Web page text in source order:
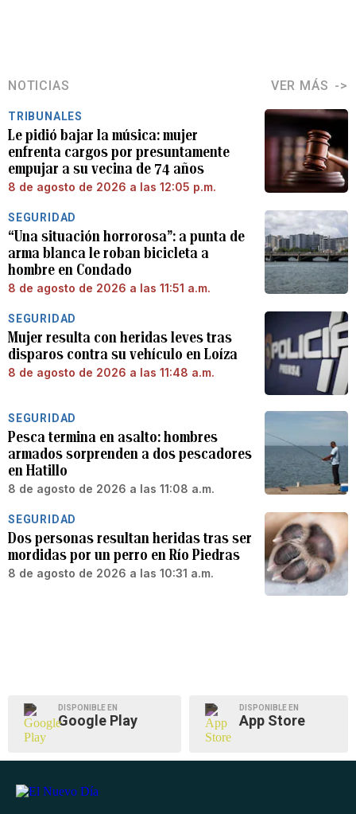
NOTICIAS VER MÁS
TRIBUNALES
Le pidió bajar la música: mujer
enfrenta cargos por presuntamente
empujar a su vecina de 74 años
8 de agosto de 2026 a las 12:05 p.m.
SEGURIDAD
“Una situación horrorosa”: a punta de
arma blanca le roban bicicleta a
hombre en Condado
8 de agosto de 2026 a las 11:51 a.m.
SEGURIDAD
Mujer resulta con heridas leves tras
disparos contra su vehículo en Loíza
8 de agosto de 2026 a las 11:48 a.m.
SEGURIDAD
Pesca termina en asalto: hombres
armados sorprenden a dos pescadores
en Hatillo
8 de agosto de 2026 a las 11:08 a.m.
SEGURIDAD
Dos personas resultan heridas tras ser
mordidas por un perro en Río Piedras
8 de agosto de 2026 a las 10:31 a.m.
DISPONIBLE EN
Google Play
DISPONIBLE EN
App Store